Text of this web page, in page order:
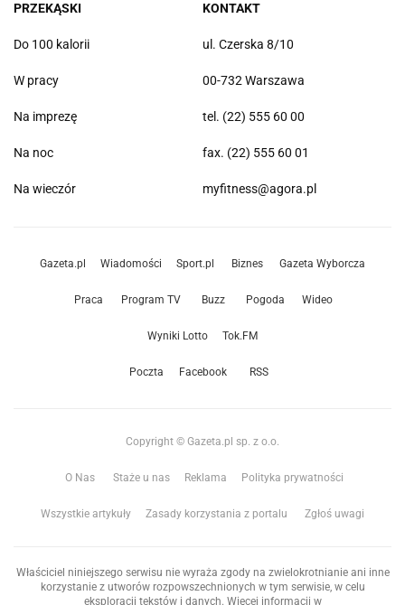
PRZEKĄSKI
Do 100 kalorii
W pracy
Na imprezę
Na noc
Na wieczór
KONTAKT
ul. Czerska 8/10
00-732 Warszawa
tel. (22) 555 60 00
fax. (22) 555 60 01
myfitness@agora.pl
Gazeta.pl Wiadomości Sport.pl Biznes Gazeta Wyborcza
Praca Program TV Buzz Pogoda Wideo
Wyniki Lotto Tok.FM
Poczta Facebook RSS
Copyright © Gazeta.pl sp. z o.o.
O Nas Staże u nas Reklama Polityka prywatności
Wszystkie artykuły Zasady korzystania z portalu Zgłoś uwagi
Właściciel niniejszego serwisu nie wyraża zgody na zwielokrotnianie ani inne
korzystanie z utworów rozpowszechnionych w tym serwisie, w celu
eksploracji tekstów i danych. Więcej informacji w